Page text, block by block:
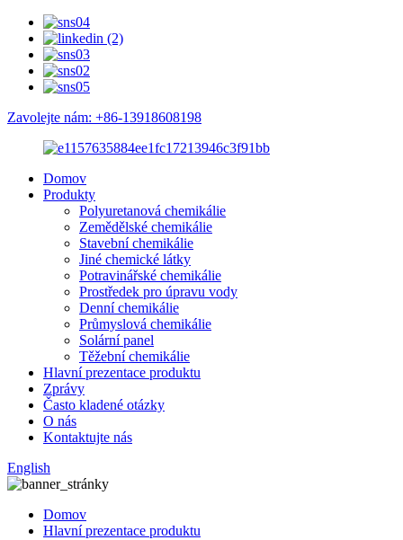
Zavolejte nám: +86-13918608198
Domov
Produkty
Polyuretanová chemikálie
Zemědělské chemikálie
Stavební chemikálie
Jiné chemické látky
Potravinářské chemikálie
Prostředek pro úpravu vody
Denní chemikálie
Průmyslová chemikálie
Solární panel
Těžební chemikálie
Hlavní prezentace produktu
Zprávy
Často kladené otázky
O nás
Kontaktujte nás
English
Domov
Hlavní prezentace produktu